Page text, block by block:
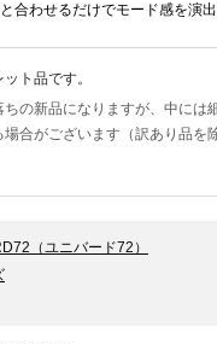
合わせるだけでモード感を演出
ト品です。
ちの新品になりますが、中には
合がございます（訳あり品を
（ユニバード72）